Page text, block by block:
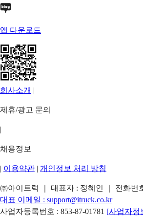
앱 다운로드
회사소개 |
제휴/광고 문의
|
채용정보
| 이용약관 | 개인정보 처리 방침
㈜아이트럭 ｜ 대표자 : 정혜인 ｜ 전화번
대표 이메일 : support@itruck.co.kr
사업자등록번호 : 853-87-01781 [사업자정